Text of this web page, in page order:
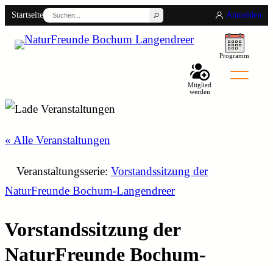
Startseite
Suchen
Anmelden
Programm
Mitglied
werden
« Alle Veranstaltungen
Veranstaltungsserie: Vorstandssitzung der
NaturFreunde Bochum-Langendreer
Vorstandssitzung der
NaturFreunde Bochum-